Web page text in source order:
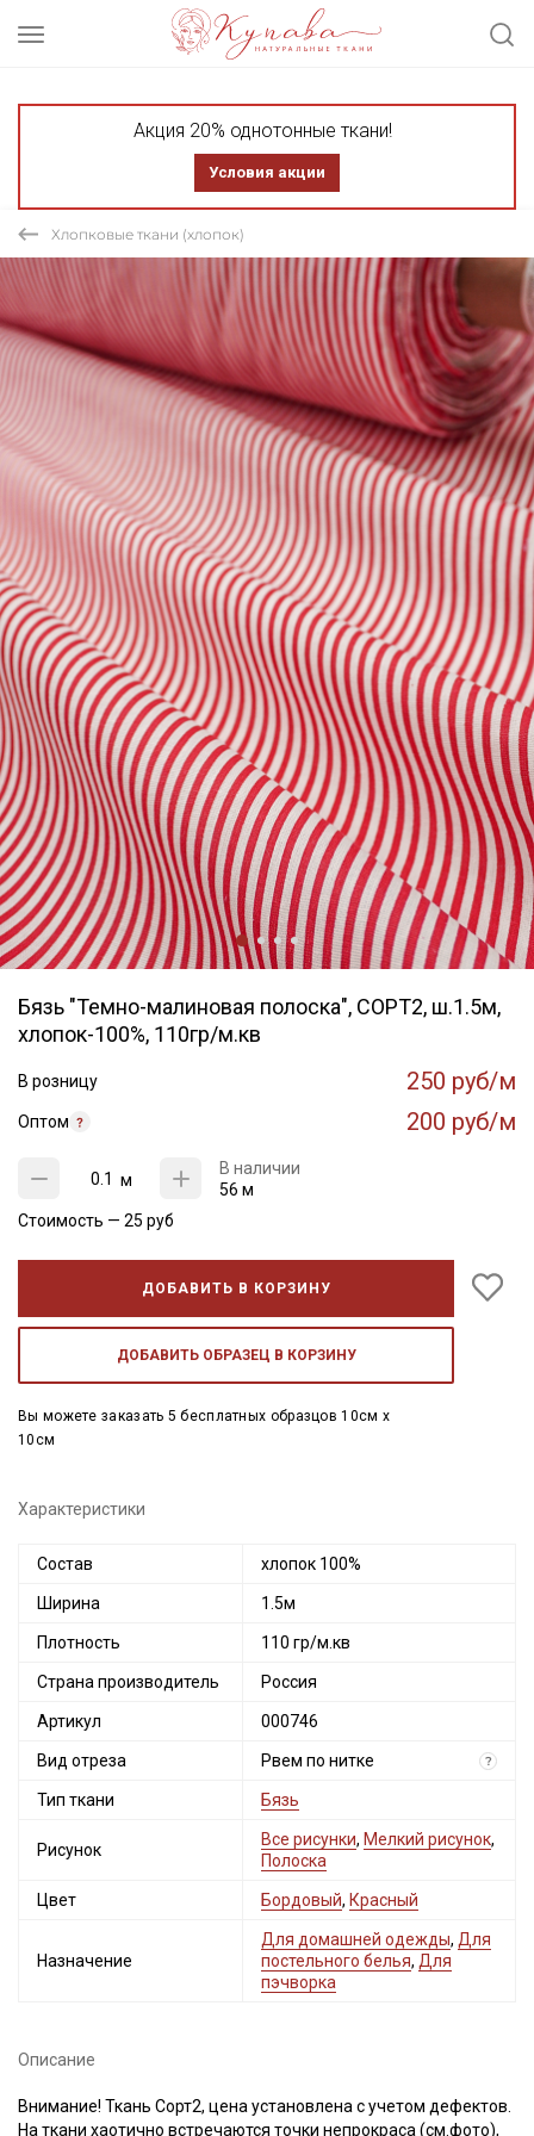
Акция 20% однотонные ткани!
Условия акции
Хлопковые ткани (хлопок)
Бязь "Темно-малиновая полоска", СОРТ2, ш.1.5м,
хлопок-100%, 110гр/м.кв
В розницу 250 руб/м
Оптом 200 руб/м
м
В наличии
56 м
Стоимость — 25 руб
ДОБАВИТЬ В КОРЗИНУ
ДОБАВИТЬ ОБРАЗЕЦ В КОРЗИНУ
Вы можете заказать 5 бесплатных образцов 10см x
10см
Характеристики
Состав хлопок 100%
Ширина 1.5м
Плотность 110 гр/м.кв
Страна производитель Россия
Артикул 000746
Вид отреза Рвем по нитке ?
Тип ткани Бязь
Рисунок
Все рисунки, Мелкий рисунок,
Полоска
Цвет Бордовый, Красный
Назначение
Для домашней одежды, Для
постельного белья, Для
пэчворка
Описание
Внимание! Ткань Сорт2, цена установлена с учетом дефектов.
На ткани хаотично встречаются точки непрокраса (см.фото),